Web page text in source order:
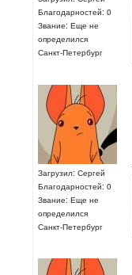
Благодарностей: 0
Звание: Еще не
определился
Санкт-Петербург
Загрузил: Сергей
Благодарностей: 0
Звание: Еще не
определился
Санкт-Петербург